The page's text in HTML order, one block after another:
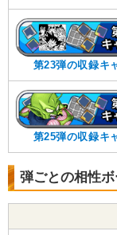
第23弾の収録キ
第25弾の収録キ
弾ごとの相性